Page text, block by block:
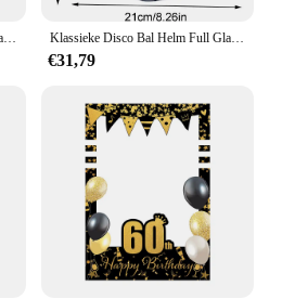
Volumes**
excellent gift for friends,
for yourself. The sets are
for the recipient to mix
their own unique look.
wholesale, vendors and
range of partij
ensuring that
that suits their style.
to elevate your personal
inventory for your
Schildpadblad Decoratie Hawaii Party Zomer Happy Birthday Party Safari Jungle Tropic Thema Decor Dinosaurus Thema Parti Decor Klassieke Disco Bal Helm Full Glas Reflecterende Motorhelmen Spiegel Glitter Bal Helmen Hoed Voor Club Bar Party Cowboy
€31,79